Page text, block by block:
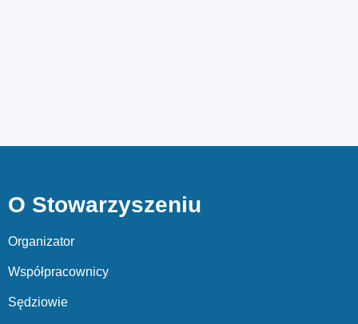
O Stowarzyszeniu
Organizator
Współpracownicy
Sędziowie